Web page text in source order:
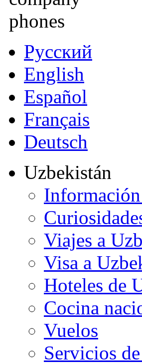
Русский
English
Español
Français
Deutsch
Uzbekistán
Viajes a
Visa a
Hoteles de
Cocina
Vuelos
Servicios